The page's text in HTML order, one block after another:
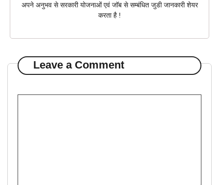
अपने अनुभव से सरकारी योजनाओं एवं जॉब से सम्बंधित जुडी जानकारी शेयर
करता है !
Leave a Comment